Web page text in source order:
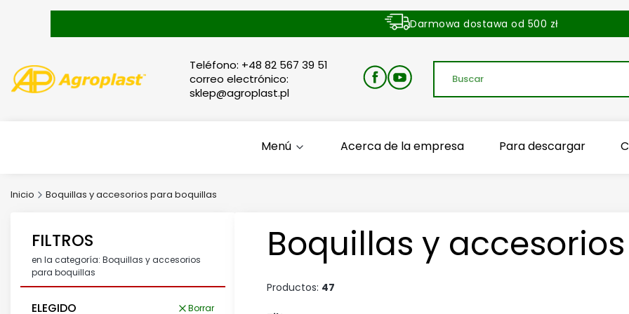
Darmowa dostawa od 500 zł
Teléfono: +48 82 567 39 51
correo electrónico:
sklep@agroplast.pl
Menú Acerca de la empresa Para descargar
Inicio Boquillas y accesorios para boquillas
FILTROS
en la categoría: Boquillas y accesorios
para boquillas
ELEGIDO Borrar
Boquillas y
Productos: 47